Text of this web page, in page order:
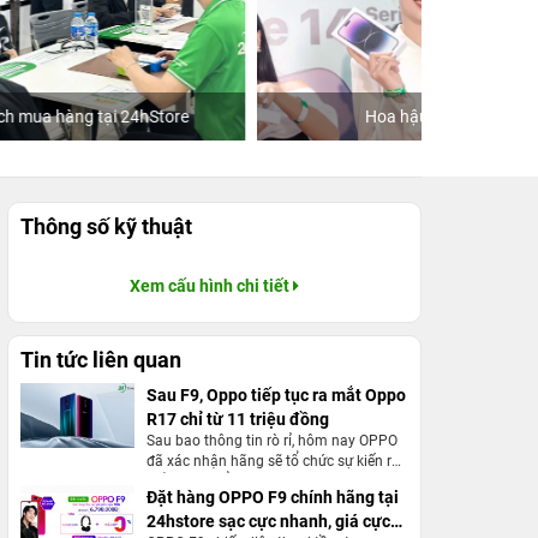
Hoa hậu Tiểu Vy
Thông số kỹ thuật
Xem cấu hình chi tiết
Tin tức liên quan
Sau F9, Oppo tiếp tục ra mắt Oppo
R17 chỉ từ 11 triệu đồng
Sau bao thông tin rò rỉ, hôm nay OPPO
đã xác nhận hãng sẽ tổ chức sự kiến ra
ngày 23/8 sắp tới. Được biết, trong sự
kiện này hãng sẽ chính thức trình làng
Đặt hàng OPPO F9 chính hãng tại
24hstore sạc cực nhanh, giá cực